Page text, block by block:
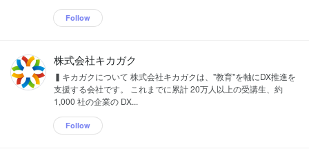
Follow
株式会社キカガク
▍キカガクについて 株式会社キカガクは、"教育"を軸にDX推進を
支援する会社です。 これまでに累計 20万人以上の受講生、約
1,000 社の企業の DX...
Follow